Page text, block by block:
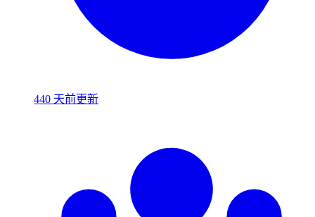
440 天前更新